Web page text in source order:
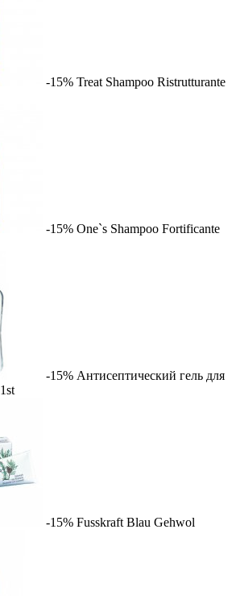
-15% Treat Shampoo Ristrutturante
-15% One`s Shampoo Fortificante
-15% Антисептический гель для
1st
-15% Fusskraft Blau Gehwol